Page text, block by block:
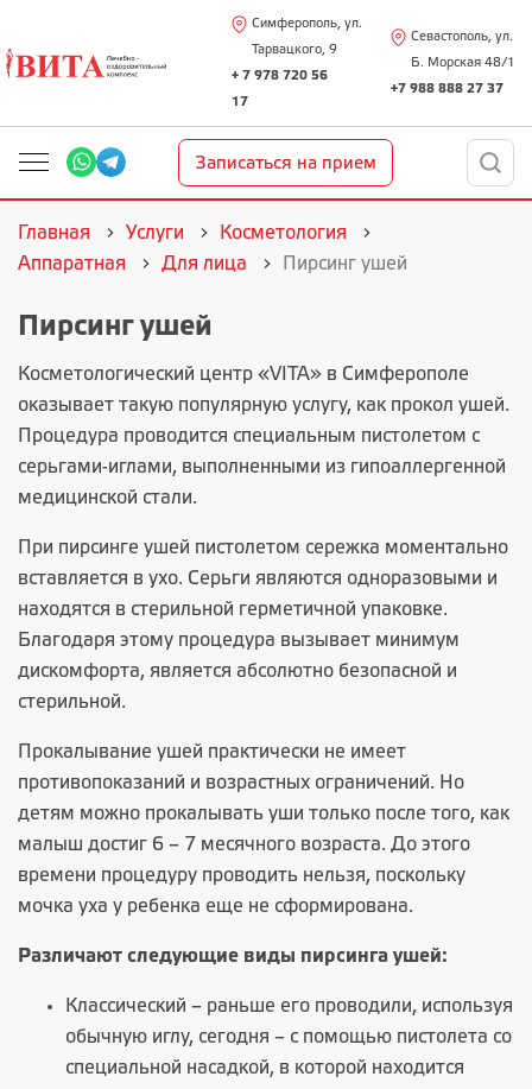
Симферополь, ул.
Тарвацкого, 9
+ 7 978 720 56
17
Севастополь, ул.
Б. Морская 48/1
+7 988 888 27 37
Записаться на прием
Главная Услуги
Косметология
Аппаратная
Для лица Пирсинг ушей
Пирсинг ушей
Косметологический центр «VITA» в Симферополе
оказывает такую популярную услугу, как прокол ушей.
Процедура проводится специальным пистолетом с
серьгами-иглами, выполненными из гипоаллергенной
медицинской стали.
При пирсинге ушей пистолетом сережка моментально
вставляется в ухо. Серьги являются одноразовыми и
находятся в стерильной герметичной упаковке.
Благодаря этому процедура вызывает минимум
дискомфорта, является абсолютно безопасной и
стерильной.
Прокалывание ушей практически не имеет
противопоказаний и возрастных ограничений. Но
детям можно прокалывать уши только после того, как
малыш достиг 6 – 7 месячного возраста. До этого
времени процедуру проводить нельзя, поскольку
мочка уха у ребенка еще не сформирована.
Различают следующие виды пирсинга ушей:
Классический – раньше его проводили, используя
обычную иглу, сегодня – с помощью пистолета со
специальной насадкой, в которой находится